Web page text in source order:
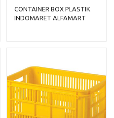
CONTAINER BOX PLASTIK
INDOMARET ALFAMART